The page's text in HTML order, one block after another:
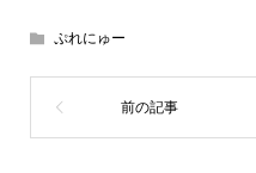
ぷれにゅー